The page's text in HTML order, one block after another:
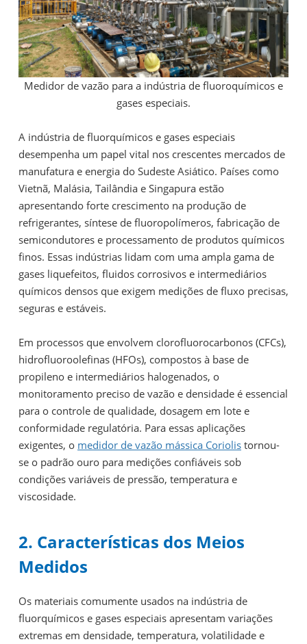
Medidor de vazão para a indústria de fluoroquímicos e
gases especiais.
A indústria de fluorquímicos e gases especiais
desempenha um papel vital nos crescentes mercados de
manufatura e energia do Sudeste Asiático. Países como
Vietnã, Malásia, Tailândia e Singapura estão
apresentando forte crescimento na produção de
refrigerantes, síntese de fluoropolímeros, fabricação de
semicondutores e processamento de produtos químicos
finos. Essas indústrias lidam com uma ampla gama de
gases liquefeitos, fluidos corrosivos e intermediários
químicos densos que exigem medições de fluxo precisas,
seguras e estáveis.
Em processos que envolvem clorofluorocarbonos (CFCs),
hidrofluoroolefinas (HFOs), compostos à base de
propileno e intermediários halogenados, o
monitoramento preciso de vazão e densidade é essencial
para o controle de qualidade, dosagem em lote e
conformidade regulatória. Para essas aplicações
exigentes, o medidor de vazão mássica Coriolis tornou-
se o padrão ouro para medições confiáveis sob
condições variáveis de pressão, temperatura e
viscosidade.
2. Características dos Meios
Medidos
Os materiais comumente usados na indústria de
fluorquímicos e gases especiais apresentam variações
extremas em densidade, temperatura, volatilidade e